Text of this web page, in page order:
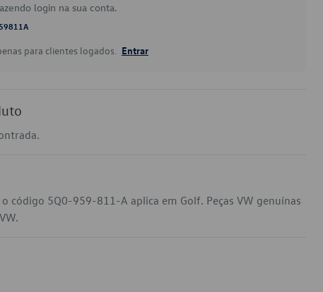
login na sua conta.
para clientes logados. Entrar
código 5Q0-959-811-A aplica em Golf. Peças VW genuínas